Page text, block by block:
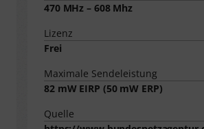
470 MHz – 608 Mhz
Lizenz
Frei
Maximale Sendeleistung
82mW EIRP (50mW ERP)
Quelle